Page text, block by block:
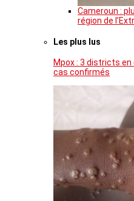
Cameroun :
région de
Les plus lus
Mpox : 3 districts en
cas confirmés